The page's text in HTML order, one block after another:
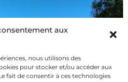
aux
nous utilisons des
pour stocker et/ou accéder aux
fait de consentir à ces technologies